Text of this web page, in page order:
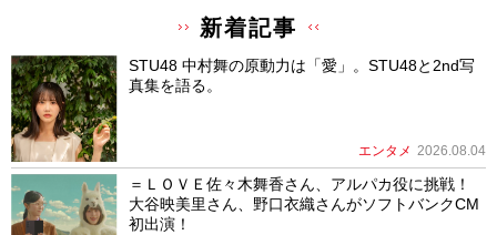
新着記事
STU48 中村舞の原動力は「愛」。STU48と2nd写
真集を語る。
エンタメ 2026.08.04
＝ＬＯＶＥ佐々木舞香さん、アルパカ役に挑戦！
大谷映美里さん、野口衣織さんがソフトバンクCM
初出演！